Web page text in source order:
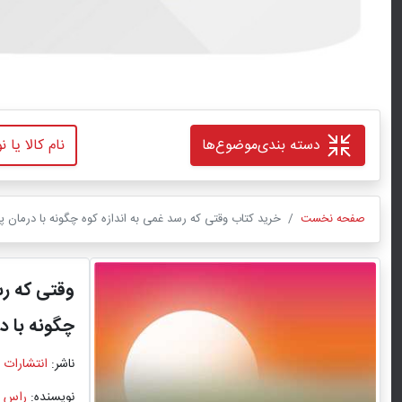
دسته بندیموضوع‌ها
صفحه نخست خرید کتاب وقتی که رسد غمی به اندازه کوه چگونه با
وقتی که
چگونه با
ناشر:
نویسنده: